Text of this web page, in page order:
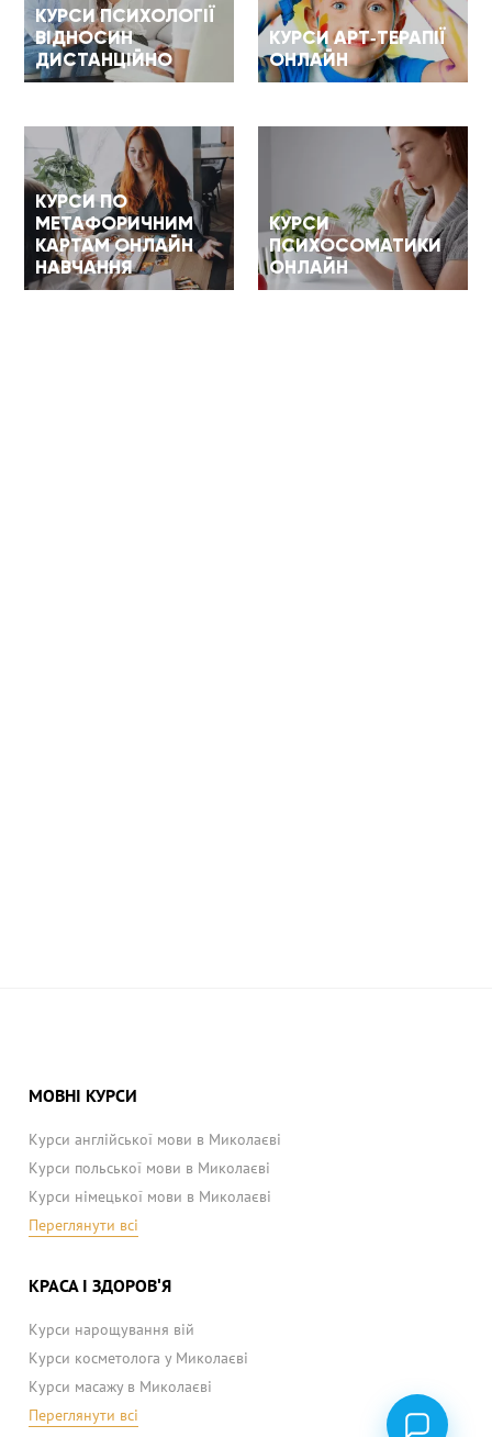
КУРСИ ПСИХОЛОГІЇ
ВІДНОСИН
ДИСТАНЦІЙНО
КУРСИ АРТ-ТЕРАПІЇ
ОНЛАЙН
КУРСИ ПО
МЕТАФОРИЧНИМ
КАРТАМ ОНЛАЙН
НАВЧАННЯ
КУРСИ
ПСИХОСОМАТИКИ
ОНЛАЙН
МОВНІ КУРСИ
Курси англійської мови в Миколаєві
Курси польської мови в Миколаєві
Курси німецької мови в Миколаєві
Переглянути всі
КРАСА І ЗДОРОВ'Я
Курси нарощування вій
Курси косметолога у Миколаєві
Курси масажу в Миколаєві
Переглянути всі